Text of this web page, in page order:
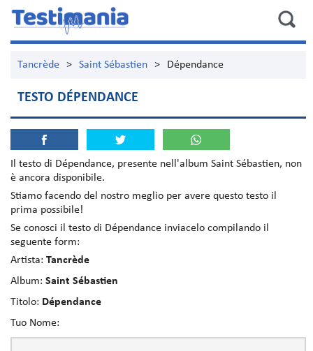
Tancrède > Saint Sébastien > Dépendance
TESTO DÉPENDANCE
Il testo di Dépendance, presente nell'album Saint Sébastien, non
è ancora disponibile.
Stiamo facendo del nostro meglio per avere questo testo il
prima possibile!
Se conosci il testo di Dépendance inviacelo compilando il
seguente form:
Artista: Tancrède
Album: Saint Sébastien
Titolo: Dépendance
Tuo Nome: